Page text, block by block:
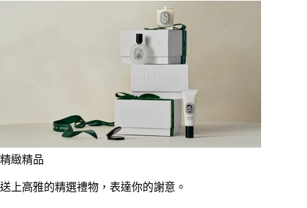
精緻精品
送上高雅的精選禮物，表達你的謝意。